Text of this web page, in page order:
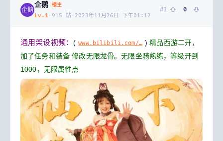
企鹅
企鹅 楼主
Lv. 1 · 915 帖 · 2023年11月26日 下午01:12
#1 0
通用架设视频：( www.bilibili.com/… ) 精品西游二开，
加了任务和装备 修改无限龙骨。无限坐骑熟练，等级开到
1000，无限属性点